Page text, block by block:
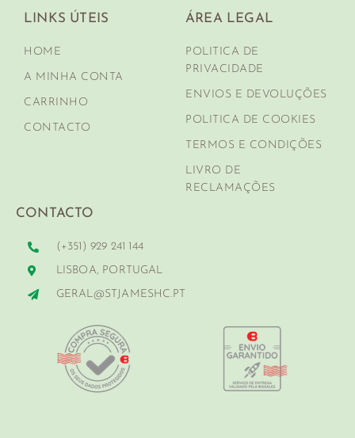
LINKS ÚTEIS
HOME
A MINHA CONTA
CARRINHO
CONTACTO
ÁREA LEGAL
POLITICA DE
PRIVACIDADE
ENVIOS E DEVOLUÇÕES
POLITICA DE COOKIES
TERMOS E CONDIÇÕES
LIVRO DE
RECLAMAÇÕES
CONTACTO
(+351) 929 241 144
LISBOA, PORTUGAL
GERAL@STJAMESHC.PT